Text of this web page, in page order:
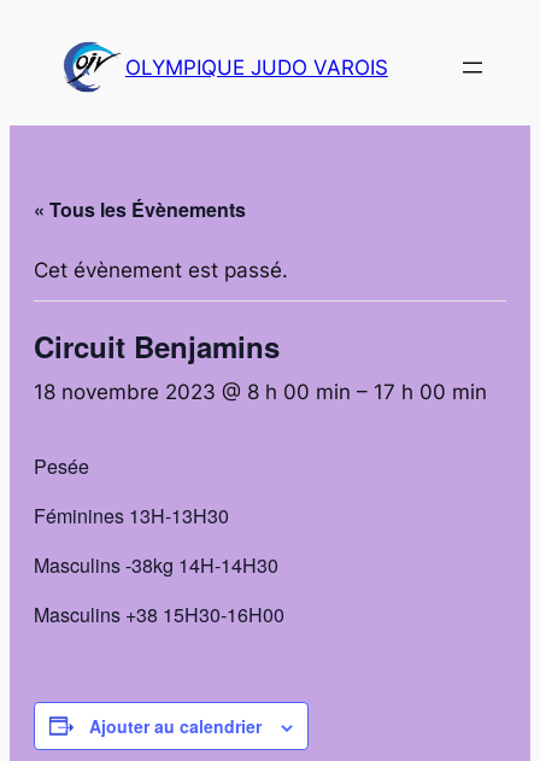
OLYMPIQUE JUDO VAROIS
« Tous les Évènements
Cet évènement est passé.
Circuit Benjamins
18 novembre 2023 @ 8 h 00 min – 17 h 00 min
Pesée
Féminines 13H-13H30
Masculins -38kg 14H-14H30
Masculins +38 15H30-16H00
Ajouter au calendrier